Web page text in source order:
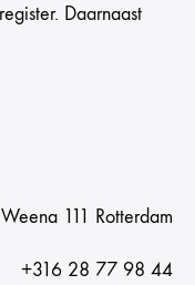
Daarnaast
Weena 111 Rotterdam
+316 28 77 98 44